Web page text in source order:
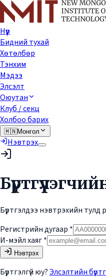
Нүүр
Бидний тухай
Хөтөлбөр
Тэнхим
Мэдээ
Элсэлт
Оюутан
Клуб / секц
Холбоо барих
🇲🇳Монгол
Нэвтрэх
Бүртгэлдээ нэвтрэхийн тулд
Регистрийн дугаар *
И-мэйл хаяг*
Нэвтрэх
Бүртгэлгүй юу?Элсэлтийн